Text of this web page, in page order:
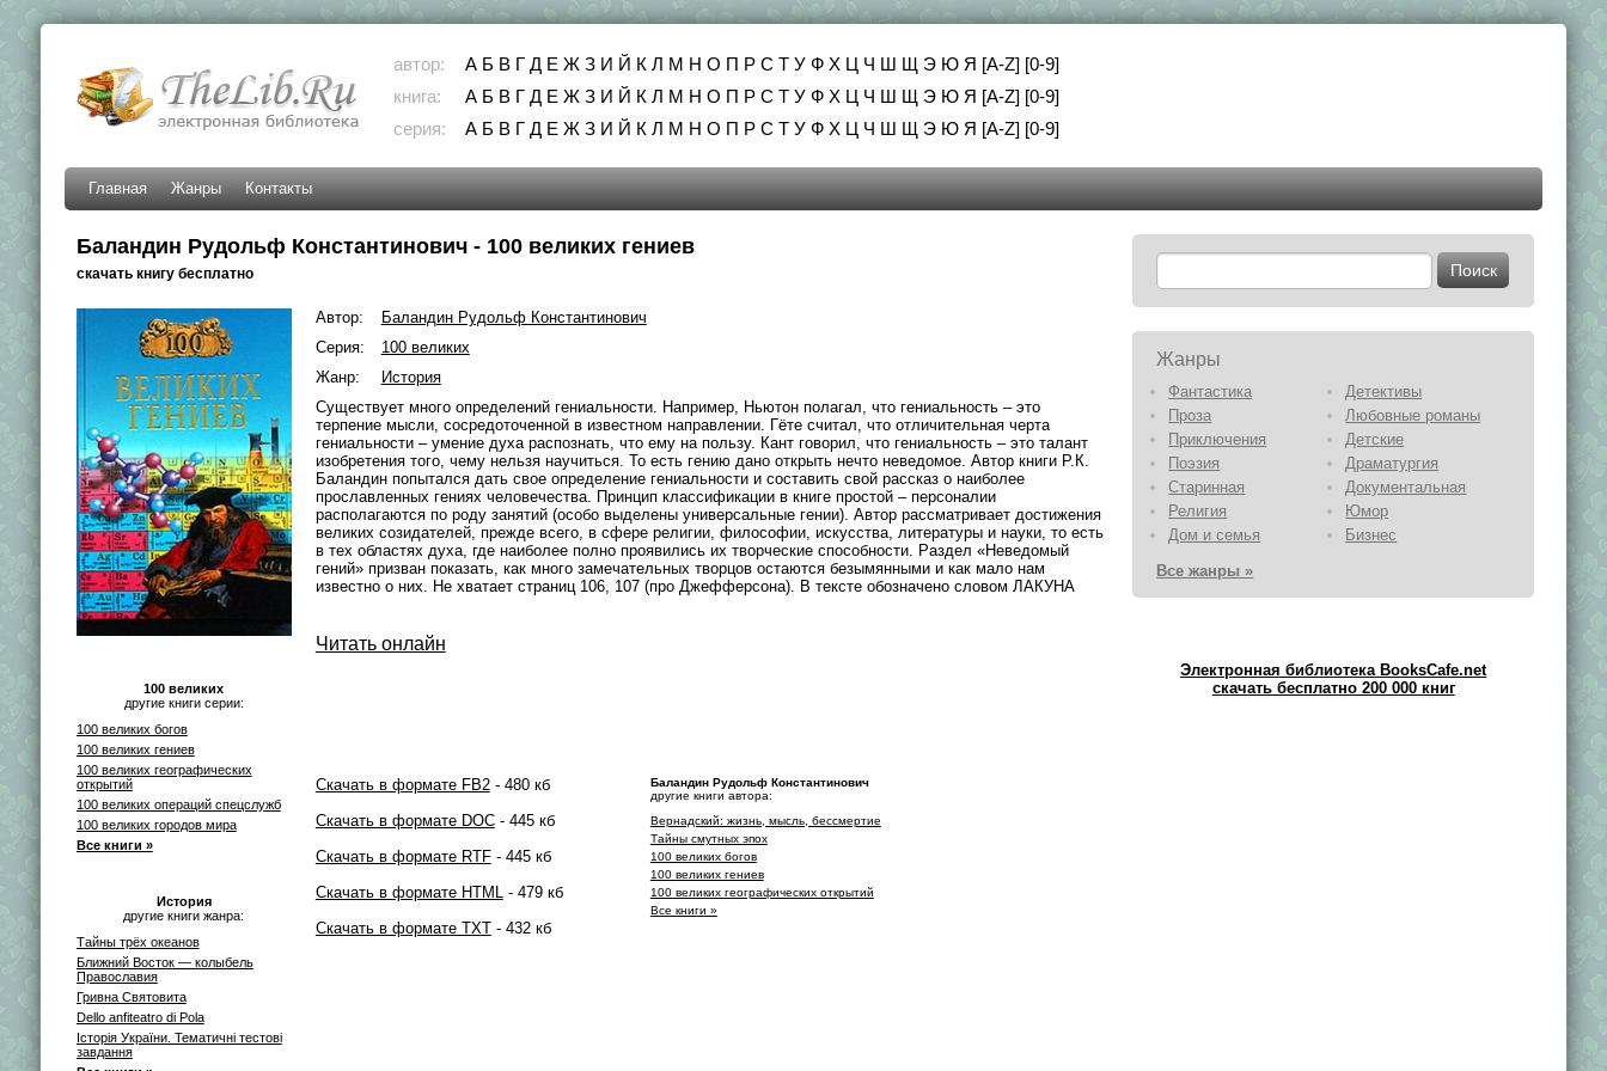
автор: А Б В Г Д Е Ж З И Й К Л М Н О П Р С Т У Ф Х Ц Ч Ш Щ Э Ю Я [A-Z] [0-9]
книга:
А Б В Г Д Е Ж З И Й К Л М Н О П Р С Т У Ф Х Ц Ч Ш Щ Э Ю Я [A-Z] [0-9]
серия:
А Б В Г Д Е Ж З И Й К Л М Н О П Р С Т У Ф Х Ц Ч Ш Щ Э Ю Я [A-Z] [0-9]
Главная Жанры Контакты
Баландин Рудольф Константинович - 100 великих гениев
скачать книгу бесплатно
100 великих
другие книги серии:
100 великих богов
100 великих гениев
100 великих географических
открытий
100 великих операций спецслужб
100 великих городов мира
Все книги »
История
другие книги жанра:
Тайны трёх океанов
Ближний Восток — колыбель
Православия
Гривна Святовита
Dello anfiteatro di Pola
Історія України. Тематичні тестові
завдання
Автор:
Баландин Рудольф Константинович
Серия:
100 великих
Жанр:
История
Существует много определений гениальности. Например, Ньютон полагал, что гениальность – это
терпение мысли, сосредоточенной в известном направлении. Гёте считал, что отличительная черта
гениальности – умение духа распознать, что ему на пользу. Кант говорил, что гениальность – это талант
изобретения того, чему нельзя научиться. То есть гению дано открыть нечто неведомое. Автор книги Р.К.
Баландин попытался дать свое определение гениальности и составить свой рассказ о наиболее
прославленных гениях человечества. Принцип классификации в книге простой – персоналии
располагаются по роду занятий (особо выделены универсальные гении). Автор рассматривает достижения
великих созидателей, прежде всего, в сфере религии, философии, искусства, литературы и науки, то есть
в тех областях духа, где наиболее полно проявились их творческие способности. Раздел «Неведомый
гений» призван показать, как много замечательных творцов остаются безымянными и как мало нам
известно о них. Не хватает страниц 106, 107 (про Джефферсона). В тексте обозначено словом ЛАКУНА
Читать онлайн
Скачать в формате FB2- 480 кб
Скачать в формате DOC- 445 кб
Скачать в формате RTF- 445 кб
Скачать в формате HTML- 479 кб
Скачать в формате TXT- 432 кб
Баландин Рудольф Константинович
другие книги автора:
Вернадский: жизнь, мысль, бессмертие
Тайны смутных эпох
100 великих богов
100 великих гениев
100 великих географических открытий
Все книги »
Жанры
Фантастика
Детективы
Проза
Любовные романы
Приключения
Детские
Поэзия
Драматургия
Старинная
Документальная
Религия
Юмор
Дом и семья
Бизнес
Все жанры »
Электронная библиотека BooksCafe.net
скачать бесплатно 200 000 книг